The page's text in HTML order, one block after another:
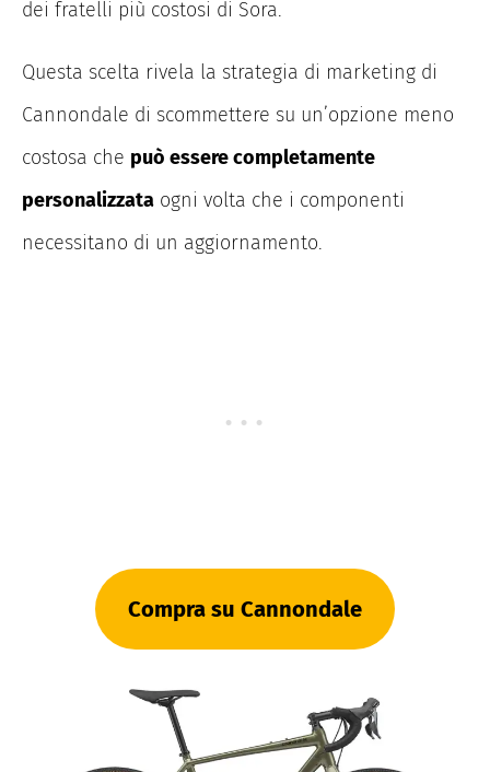
dei fratelli più costosi di Sora.
Questa scelta rivela la strategia di marketing di
Cannondale di scommettere su un’opzione meno
costosa che può essere completamente
personalizzata ogni volta che i componenti
necessitano di un aggiornamento.
Compra su Cannondale